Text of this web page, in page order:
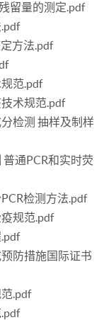
留量的测定.pdf
方法.pdf
范.pdf
术规范.pdf
检测 抽样及制样
通PCR和实时荧
检测方法.pdf
规范.pdf
防措施国际证书
.pdf